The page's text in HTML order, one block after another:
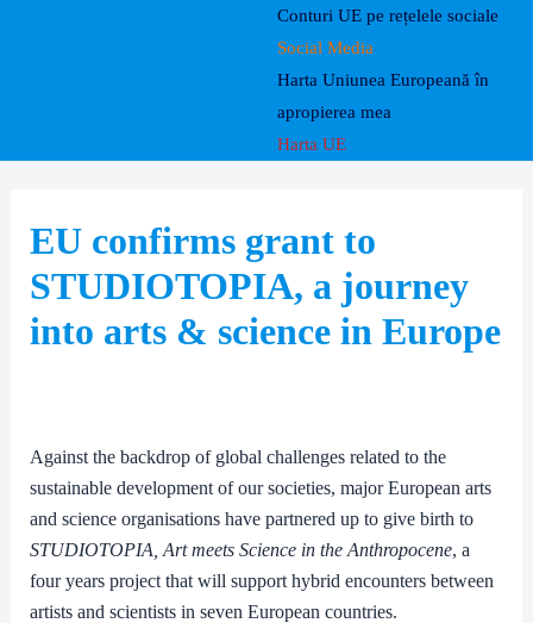
Conturi UE pe rețelele sociale
Social Media
Harta Uniunea Europeană în
apropierea mea
Harta UE
EU confirms grant to
STUDIOTOPIA, a journey
into arts & science in Europe
Against the backdrop of global challenges related to the
sustainable development of our societies, major European arts
and science organisations have partnered up to give birth to
STUDIOTOPIA, Art meets Science in the Anthropocene, a
four years project that will support hybrid encounters between
artists and scientists in seven European countries.